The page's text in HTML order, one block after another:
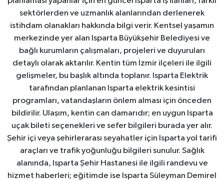
sektörlerden ve uzmanlık alanlarından derlenerek
istihdam olanakları hakkında bilgi verir. Kentsel yaşamın
merkezinde yer alan Isparta Büyükşehir Belediyesi ve
bağlı kurumların çalışmaları, projeleri ve duyuruları
detaylı olarak aktarılır. Kentin tüm İzmir ilçeleri ile ilgili
gelişmeler, bu başlık altında toplanır. Isparta Elektrik
tarafından planlanan Isparta elektrik kesintisi
programları, vatandaşların önlem alması için önceden
bildirilir. Ulaşım, kentin can damarıdır; en uygun Isparta
uçak bileti seçenekleri ve sefer bilgileri burada yer alır.
Şehir içi veya şehirlerarası seyahatler için Isparta yol tarifi
araçları ve trafik yoğunluğu bilgileri sunulur. Sağlık
alanında, Isparta Şehir Hastanesi ile ilgili randevu ve
hizmet haberleri; eğitimde ise Isparta Süleyman Demirel